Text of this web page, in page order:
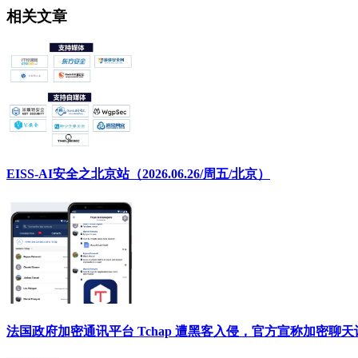
相关文章
EISS-AI安全之北京站（2026.06.26/周五/北京）
法国政府加密通讯平台 Tchap 遭黑客入侵，官方宣称加密聊天